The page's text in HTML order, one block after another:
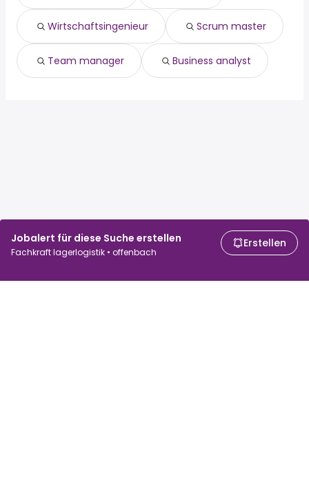
Jobalert für diese Suche erstellen
Fachkraft lagerlogistik • offenbach
Erstellen
Wirtschaftsingenieur Scrum master
Team manager Business analyst